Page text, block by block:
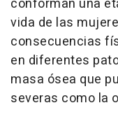
conforman una
vida de las
consecuencias
en diferentes
masa ósea que
severas como la